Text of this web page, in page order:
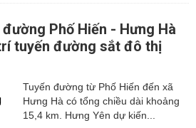
Phố Hiến - Hưng Hà
tuyến đường sắt đô thị
Tuyến đường từ Phố Hiến đến xã
Hưng Hà có tổng chiều dài khoảng
15,4 km. Hưng Yên dự kiến...